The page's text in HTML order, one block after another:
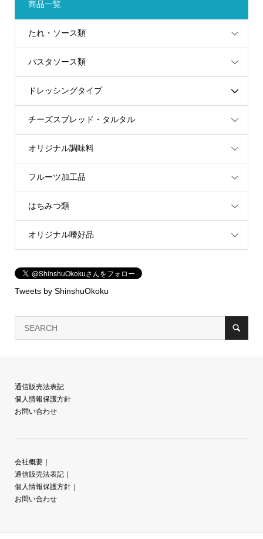
商品一覧
たれ・ソース類
パスタソース類
ドレッシングタイプ
チーズスプレッド・タルタル
オリジナル調味料
フルーツ加工品
はちみつ類
オリジナル嗜好品
Tweets by ShinshuOkoku
通信販売法表記
個人情報保護方針
お問い合わせ
会社概要｜
通信販売法表記｜
個人情報保護方針｜
お問い合わせ